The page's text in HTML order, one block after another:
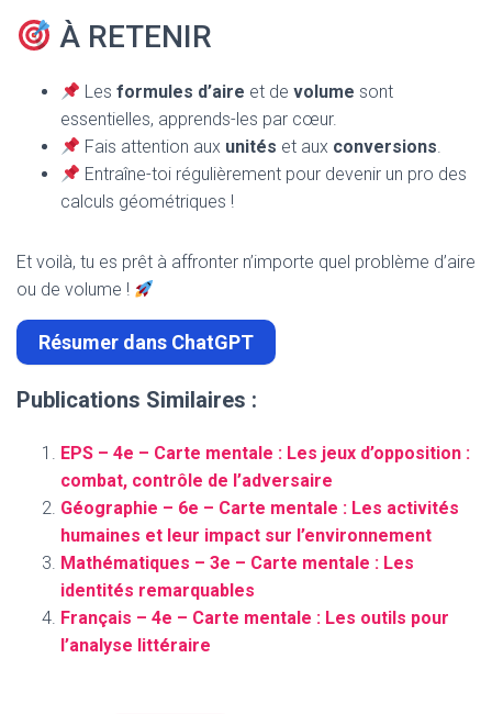
À RETENIR
Lesformules d’aire et devolume sont
essentielles, apprends-les par cœur.
Fais attention aux unités et aux conversions.
Entraîne-toi régulièrement pour devenir un pro des
calculs géométriques !
Et voilà, tu es prêt à affronter n’importe quel problème d’aire
ou de volume !
Résumer dans ChatGPT
Publications Similaires :
EPS – 4e – Carte mentale : Les jeux d’opposition :
combat, contrôle de l’adversaire
Géographie – 6e – Carte mentale : Les activités
humaines et leur impact sur l’environnement
Mathématiques – 3e – Carte mentale : Les
identités remarquables
Français – 4e – Carte mentale : Les outils pour
l’analyse littéraire